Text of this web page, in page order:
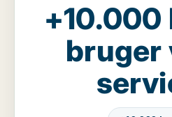
+10.000
bruger